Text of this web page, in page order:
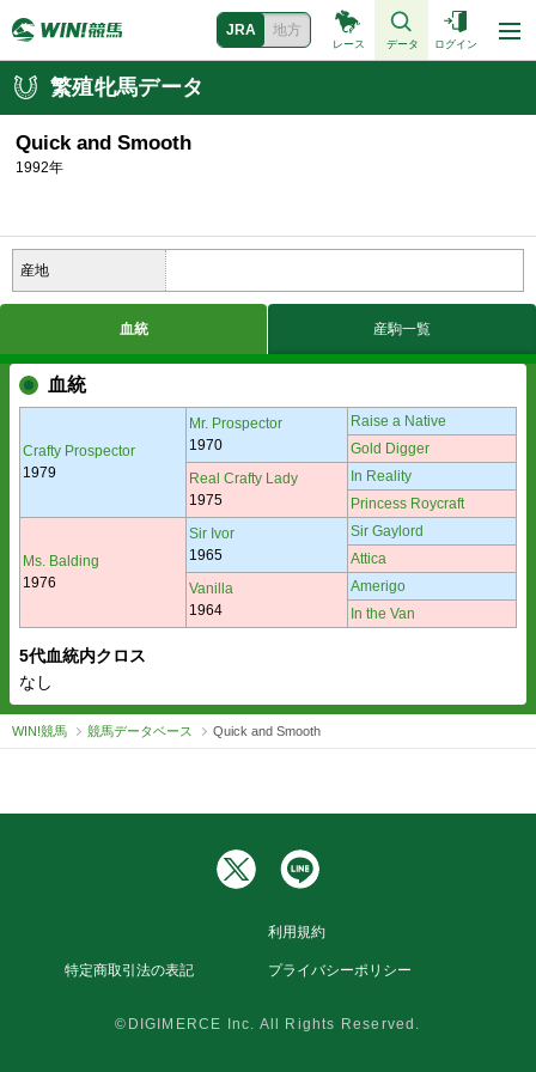
JRA 地方
レース データ ログイン
繁殖牝馬データ
Quick and Smooth
1992年
産地
血統 産駒一覧
血統
Crafty Prospector
1979
Mr. Prospector
1970
Raise a Native
Gold Digger
Real Crafty Lady
1975
In Reality
Princess Roycraft
Ms. Balding
1976
Sir Ivor
1965
Sir Gaylord
Attica
Vanilla
1964
Amerigo
In the Van
5代血統内クロス
なし
WIN!競馬 競馬データベース Quick and Smooth
利用規約
特定商取引法の表記 プライバシーポリシー
©DIGIMERCE Inc. All Rights Reserved.